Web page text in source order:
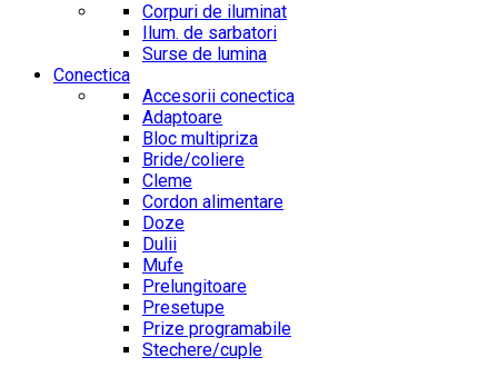
Corpuri de iluminat
Ilum. de sarbatori
Surse de lumina
Conectica
Accesorii conectica
Adaptoare
Bloc multipriza
Bride/coliere
Cleme
Cordon alimentare
Doze
Dulii
Mufe
Prelungitoare
Presetupe
Prize programabile
Stechere/cuple